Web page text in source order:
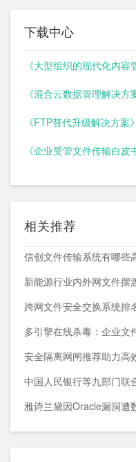
下载中心
《大型组织的现代化内容
《混合云数据管理解决方
《FTP替代升级解决方案》
《企业受管文件传输白皮
相关推荐
信创文件传输系统有哪些
跨网文件安全交换系统排
多引擎在线杀毒：企业文
安全隔离网闸推荐助力高
雅诗兰黛因Oracle漏洞遭